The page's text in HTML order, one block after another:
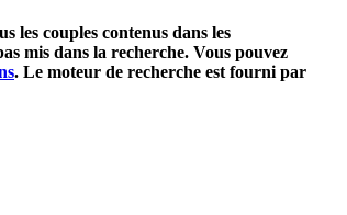
les couples contenus dans les
mis dans la recherche. Vous pouvez
. Le moteur de recherche est fourni par